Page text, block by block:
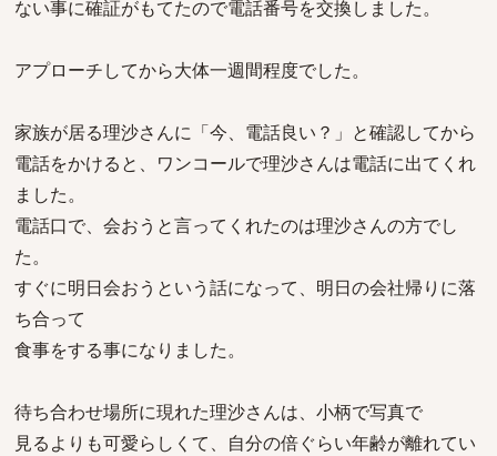
ない事に確証がもてたので電話番号を交換しました。
アプローチしてから大体一週間程度でした。
家族が居る理沙さんに「今、電話良い？」と確認してから
電話をかけると、ワンコールで理沙さんは電話に出てくれ
ました。
電話口で、会おうと言ってくれたのは理沙さんの方でし
た。
すぐに明日会おうという話になって、明日の会社帰りに落
ち合って
食事をする事になりました。
待ち合わせ場所に現れた理沙さんは、小柄で写真で
見るよりも可愛らしくて、自分の倍ぐらい年齢が離れてい